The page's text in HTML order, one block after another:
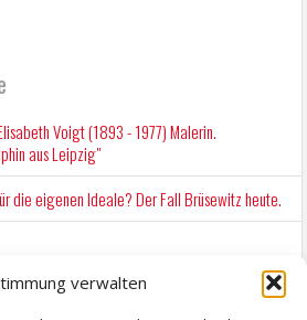
verwalten
Voigt (1893 - 1977) Malerin.
aus Leipzig"
die eigenen Ideale? Der Fall Brüsewitz heute.
2026 H.P. Richter - DAMALS WAR ES FRIEDRICH